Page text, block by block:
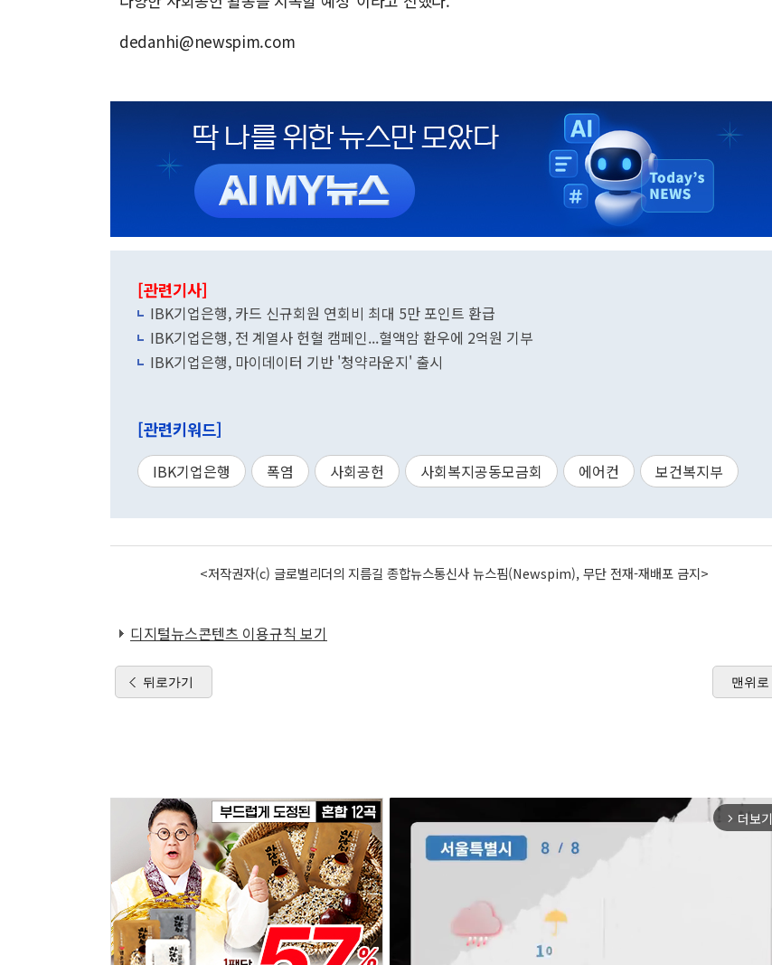
dedanhi@newspim.com
[관련기사]
IBK기업은행, 카드 신규회원 연회비 최대 5만 포인트 환급
IBK기업은행, 전 계열사 헌혈 캠페인...혈액암 환우에 2억원 기부
IBK기업은행, 마이데이터 기반 '청약라운지' 출시
[관련키워드]
IBK기업은행 폭염 사회공헌 사회복지공동모금회 에어컨 보건복지부
<저작권자(c) 글로벌리더의 지름길 종합뉴스통신사 뉴스핌(Newspim), 무단 전재-재배포 금지>
디지털뉴스콘텐츠 이용규칙 보기
뒤로가기 맨위로
arrow_forward_ios 더보기